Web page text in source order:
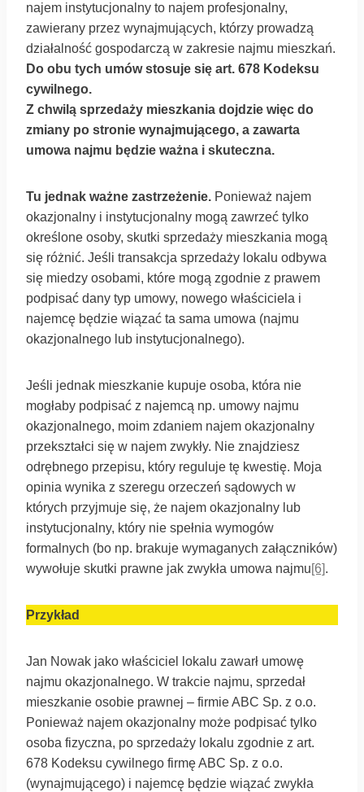
najem instytucjonalny to najem profesjonalny,
zawierany przez wynajmujących, którzy prowadzą
działalność gospodarczą w zakresie najmu mieszkań.
Do obu tych umów stosuje się art. 678 Kodeksu
cywilnego.
Z chwilą sprzedaży mieszkania dojdzie więc do
zmiany po stronie wynajmującego, a zawarta
umowa najmu będzie ważna i skuteczna.
Tu jednak ważne zastrzeżenie. Ponieważ najem
okazjonalny i instytucjonalny mogą zawrzeć tylko
określone osoby, skutki sprzedaży mieszkania mogą
się różnić. Jeśli transakcja sprzedaży lokalu odbywa
się miedzy osobami, które mogą zgodnie z prawem
podpisać dany typ umowy, nowego właściciela i
najemcę będzie wiązać ta sama umowa (najmu
okazjonalnego lub instytucjonalnego).
Jeśli jednak mieszkanie kupuje osoba, która nie
mogłaby podpisać z najemcą np. umowy najmu
okazjonalnego, moim zdaniem najem okazjonalny
przekształci się w najem zwykły. Nie znajdziesz
odrębnego przepisu, który reguluje tę kwestię. Moja
opinia wynika z szeregu orzeczeń sądowych w
których przyjmuje się, że najem okazjonalny lub
instytucjonalny, który nie spełnia wymogów
formalnych (bo np. brakuje wymaganych załączników)
wywołuje skutki prawne jak zwykła umowa najmu[6].
Przykład
Jan Nowak jako właściciel lokalu zawarł umowę
najmu okazjonalnego. W trakcie najmu, sprzedał
mieszkanie osobie prawnej – firmie ABC Sp. z o.o.
Ponieważ najem okazjonalny może podpisać tylko
osoba fizyczna, po sprzedaży lokalu zgodnie z art.
678 Kodeksu cywilnego firmę ABC Sp. z o.o.
(wynajmującego) i najemcę będzie wiązać zwykła